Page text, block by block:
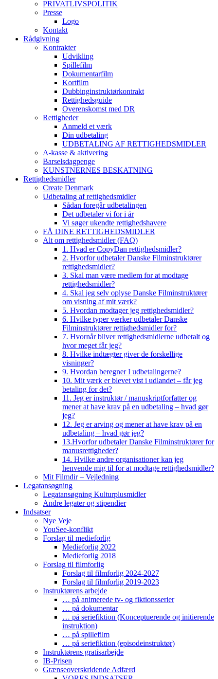
PRIVATLIVSPOLITIK
Presse
Logo
Kontakt
Rådgivning
Kontrakter
Udvikling
Spillefilm
Dokumentarfilm
Kortfilm
Dubbinginstruktørkontrakt
Rettighedsguide
Overenskomst med DR
Rettigheder
Anmeld et værk
Din udbetaling
UDBETALING AF RETTIGHEDSMIDLER
A-kasse & aktivering
Barselsdagpenge
KUNSTNERNES BESKATNING
Rettighedsmidler
Create Denmark
Udbetaling af rettighedsmidler
Sådan foregår udbetalingen
Det udbetaler vi for i år
Vi søger ukendte rettighedshavere
FÅ DINE RETTIGHEDSMIDLER
Alt om rettighedsmidler (FAQ)
1. Hvad er CopyDan rettighedsmidler?
2. Hvorfor udbetaler Danske Filminstruktører
rettighedsmidler?
3. Skal man være medlem for at modtage
rettighedsmidler?
4. Skal jeg selv oplyse Danske Filminstruktører
om visning af mit værk?
5. Hvordan modtager jeg rettighedsmidler?
6. Hvilke typer værker udbetaler Danske
Filminstruktører rettighedsmidler for?
7. Hvornår bliver rettighedsmidlerne udbetalt og
hvor meget får jeg?
8. Hvilke indtægter giver de forskellige
visninger?
9. Hvordan beregner I udbetalingerne?
10. Mit værk er blevet vist i udlandet – får jeg
betaling for det?
11. Jeg er instruktør / manuskriptforfatter og
mener at have krav på en udbetaling – hvad gør
jeg?
12. Jeg er arving og mener at have krav på en
udbetaling – hvad gør jeg?
13.Hvorfor udbetaler Danske Filminstruktører for
manusrettigheder?
14. Hvilke andre organisationer kan jeg
henvende mig til for at modtage rettighedsmidler?
Mit Filmdir – Vejledning
Legatansøgning
Legatansøgning Kulturplusmidler
Andre legater og stipendier
Indsatser
Nye Veje
YouSee-konflikt
Forslag til medieforlig
Medieforlig 2022
Medieforlig 2018
Forslag til filmforlig
Forslag til filmforlig 2024-2027
Forslag til filmforlig 2019-2023
Instruktørens arbejde
… på animerede tv- og fiktionsserier
… på dokumentar
… på seriefiktion (Konceptuerende og initierende
instruktion)
… på spillefilm
… på seriefiktion (episodeinstruktør)
Instruktørens gratisarbejde
IB-Prisen
Grænseoverskridende Adfærd